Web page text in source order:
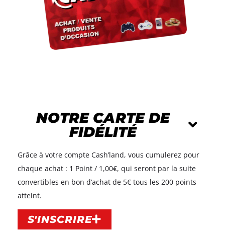
NOTRE CARTE DE
FIDÉLITÉ
Grâce à votre compte Cash’land, vous cumulerez pour
chaque achat : 1 Point / 1,00€, qui seront par la suite
convertibles en bon d’achat de 5€ tous les 200 points
atteint.​
S'INSCRIRE